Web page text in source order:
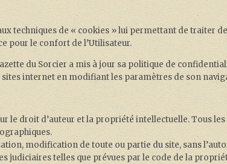
techniques de « cookies » lui permettant de traiter
pour le confort de l’Utilisateur.
du Sorcier a mis à jour sa politique de
sites internet en modifiant les paramètres de son
le droit d’auteur et la propriété intellectuelle. Tous
modification de toute ou partie du site, sans
judiciaires telles que prévues par le code de la